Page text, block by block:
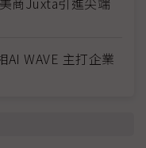
WAVE 主打企業